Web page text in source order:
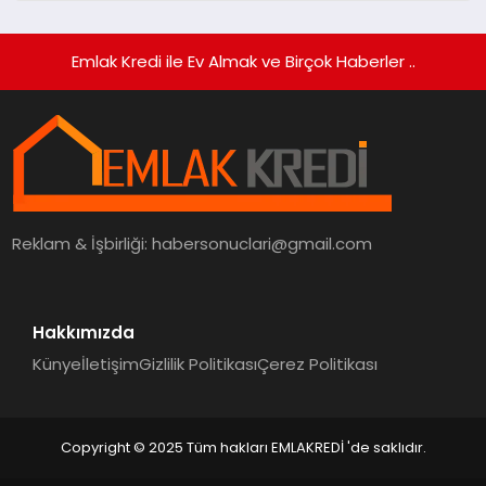
Emlak Kredi ile Ev Almak ve Birçok Haberler ..
Reklam & İşbirliği:habersonuclari@gmail.com
Hakkımızda
KünyeİletişimGizlilik PolitikasıÇerez Politikası
Copyright © 2025 Tüm hakları EMLAKREDİ 'de saklıdır.